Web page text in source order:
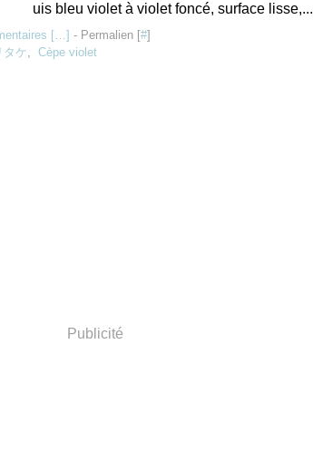
uis bleu violet à violet foncé, surface lisse,...
[…] - Permalien [#]
タケ, Cèpe violet
Publicité